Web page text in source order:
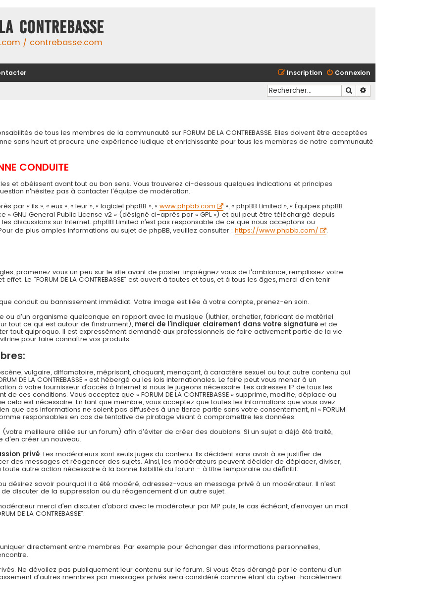
CONTREBASSE
/ contrebasse.com
Connexion
Inscription
Rechercher
de tous les membres de la communauté sur FORUM DE LA CONTREBASSE. Elles doivent être acceptées
sans heurt et procure une expérience ludique et enrichissante pour tous les membres de notre communauté
CONDUITE
et obéissent avant tout au bon sens. Vous trouverez ci-dessous quelques indications et principes
n'hésitez pas à contacter l'équipe de modération.
« ils », « eux », « leur », « logiciel phpBB », «www.phpbb.com
», « phpBB Limited », « Équipes phpBB
GNU General Public License v2 » (désigné ci-après par « GPL ») et qui peut être téléchargé depuis
discussions sur Internet. phpBB Limited n’est pas responsable de ce que nous acceptons ou
de plus amples informations au sujet de phpBB, veuillez consulter :https://www.phpbb.com/ .
promenez vous un peu sur le site avant de poster, imprégnez vous de l'ambiance, remplissez votre
Le ”FORUM DE LA CONTREBASSE” est ouvert à toutes et tous, et à tous les âges, merci d'en tenir
conduit au bannissement immédiat. Votre image est liée à votre compte, prenez-en soin.
ou d'un organisme quelconque en rapport avec la musique (luthier, archetier, fabricant de matériel
tout ce qui est autour de l’instrument), merci de l'indiquer clairement dans votre signature et de
tout quiproquo. Il est expressément demandé aux professionnels de faire activement partie de la vie
pour faire connaître vos produits.
vulgaire, diffamatoire, méprisant, choquant, menaçant, à caractère sexuel ou tout autre contenu qui
DE LA CONTREBASSE » est hébergé ou les lois internationales. Le faire peut vous mener à un
à votre fournisseur d’accès à Internet si nous le jugeons nécessaire. Les adresses IP de tous les
ces conditions. Vous acceptez que « FORUM DE LA CONTREBASSE » supprime, modifie, déplace ou
cela est nécessaire. En tant que membre, vous acceptez que toutes les informations que vous avez
que ces informations ne soient pas diffusées à une tierce partie sans votre consentement, ni « FORUM
comme responsables en cas de tentative de piratage visant à compromettre les données.
meilleure alliée sur un forum) afin d'éviter de créer des doublons. Si un sujet a déjà été traité,
d'en créer un nouveau.
privé. Les modérateurs sont seuls juges du contenu. Ils décident sans avoir à se justifier de
des messages et réagencer des sujets. Ainsi, les modérateurs peuvent décider de déplacer, diviser,
autre action nécessaire à la bonne lisibilité du forum - à titre temporaire ou définitif.
désirez savoir pourquoi il a été modéré, adressez-vous en message privé à un modérateur. Il n’est
discuter de la suppression ou du réagencement d'un autre sujet.
merci d’en discuter d’abord avec le modérateur par MP puis, le cas échéant, d’envoyer un mail
DE LA CONTREBASSE”.
directement entre membres. Par exemple pour échanger des informations personnelles,
Ne dévoilez pas publiquement leur contenu sur le forum. Si vous êtes dérangé par le contenu d'un
d'autres membres par messages privés sera considéré comme étant du cyber-harcèlement